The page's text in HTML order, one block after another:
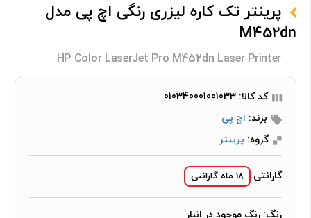
پرینتر تک کاره لیزری رنگی اچ پی مدل
M452dn
HP Color LaserJet Pro M452dn Laser Printer
کد کالا: 010340001001033
برند: اچ پی
گروه: پرینتر
گارانتی: 18 ماه گارانتی
رنگ: رنگ موجود در انبار